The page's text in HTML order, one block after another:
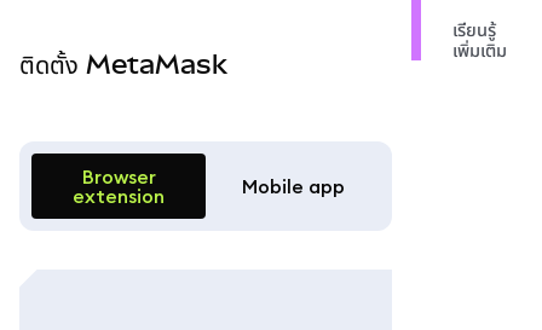
ติดตั้ง MetaMask
Browser
extension
Mobile app
เรียนรู้
เพิ่มเติม